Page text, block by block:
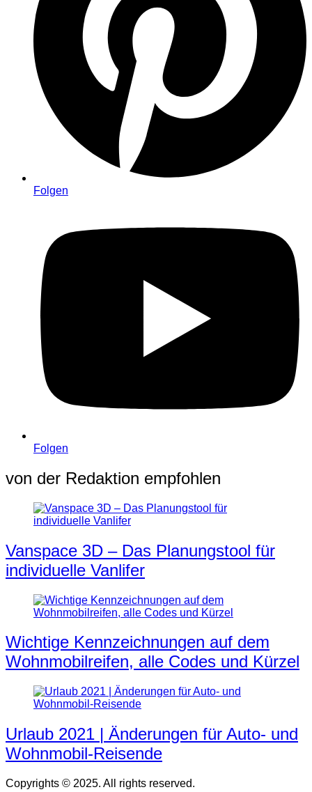
Folgen
Folgen
von der Redaktion empfohlen
Vanspace 3D – Das Planungstool für
individuelle Vanlifer
Wichtige Kennzeichnungen auf dem
Wohnmobilreifen, alle Codes und Kürzel
Urlaub 2021 | Änderungen für Auto- und
Wohnmobil-Reisende
Copyrights © 2025. All rights reserved.